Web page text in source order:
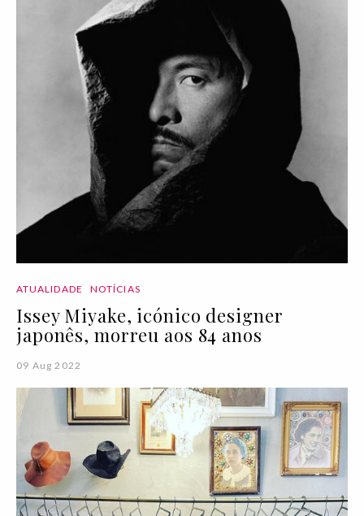
ATUALIDADE NOTÍCIAS
Issey Miyake, icónico designer
japonês, morreu aos 84 anos
09 Aug 2022